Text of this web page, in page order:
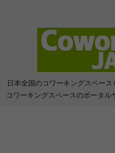
日本全国のコワーキングスペー
コワーキングスペースのポータル